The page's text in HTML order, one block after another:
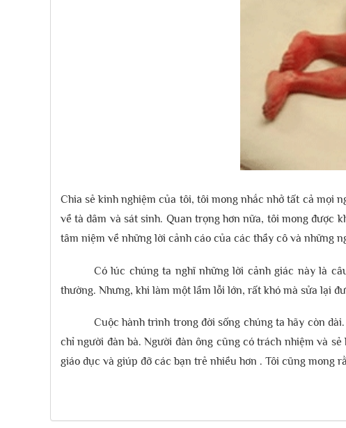
Chia sẻ kinh nghiệm của tôi, tôi mong nhắc nhở tất cả mọi
về tà dâm và sát sinh. Quan trọng hơn nữa, tôi mong được
tâm niệm về những lời cảnh cáo của các thầy cô và những
Có lúc chúng ta nghĩ những lời cảnh giác này là
thường. Nhưng, khi làm một lầm lỗi lớn, rất khó mà sửa lại
Cuộc hành trình trong đời sống chúng ta hãy còn
chỉ người đàn bà. Người đàn ông cũng có trách nhiệm và
giáo dục và giúp đỡ các bạn trẻ nhiều hơn . Tôi cũng mong